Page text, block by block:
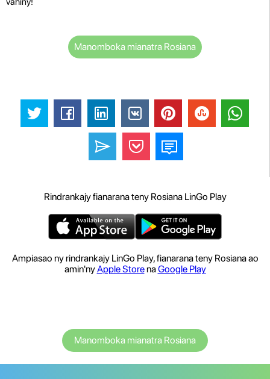
Manomboka mianatra Rosiana
Rindrankajy fianarana teny Rosiana LinGo Play
Ampiasao ny rindrankajy LinGo Play, fianarana teny Rosiana ao
amin'nyApple StorenaGoogle Play
Manomboka mianatra Rosiana